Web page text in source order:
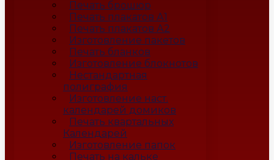
Печать брошюр
Печать плакатов А1
Печать плакатов А2
Изготовление пакетов
Печать бланков
Изготовление блокнотов
Нестандартная
полиграфия
Изготовление наст.
календарей домиков
Печать квартальных
Календарей
Изготовление папок
Печать на кальке